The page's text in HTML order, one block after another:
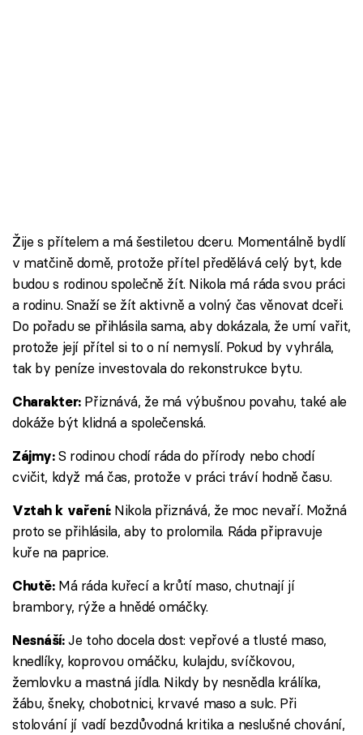
Žije s přítelem a má šestiletou dceru. Momentálně bydlí
v matčině domě, protože přítel předělává celý byt, kde
budou s rodinou společně žít. Nikola má ráda svou práci
a rodinu. Snaží se žít aktivně a volný čas věnovat dceři.
Do pořadu se přihlásila sama, aby dokázala, že umí vařit,
protože její přítel si to o ní nemyslí. Pokud by vyhrála,
tak by peníze investovala do rekonstrukce bytu.
Charakter: Přiznává, že má výbušnou povahu, také ale
dokáže být klidná a společenská.
Zájmy:S rodinou chodí ráda do přírody nebo chodí
cvičit, když má čas, protože v práci tráví hodně času.
Vztah k vaření: Nikola přiznává, že moc nevaří. Možná
proto se přihlásila, aby to prolomila. Ráda připravuje
kuře na paprice.
Chutě: Má ráda kuřecí a krůtí maso, chutnají jí
brambory, rýže a hnědé omáčky.
Nesnáší:Je toho docela dost: vepřové a tlusté maso,
knedlíky, koprovou omáčku, kulajdu, svíčkovou,
žemlovku a mastná jídla. Nikdy by nesnědla králíka,
žábu, šneky, chobotnici, krvavé maso a sulc. Při
stolování jí vadí bezdůvodná kritika a neslušné chování,